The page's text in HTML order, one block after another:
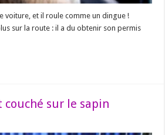
voiture, et il roule comme un dingue !
sur la route : il a du obtenir son permis
couché sur le sapin